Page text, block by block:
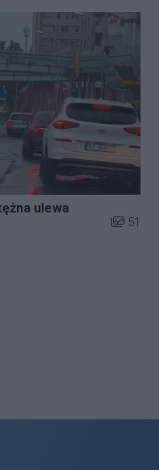
ulewa
Liczba
51